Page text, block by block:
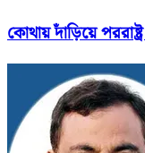
কোথায় দাঁড়িয়ে